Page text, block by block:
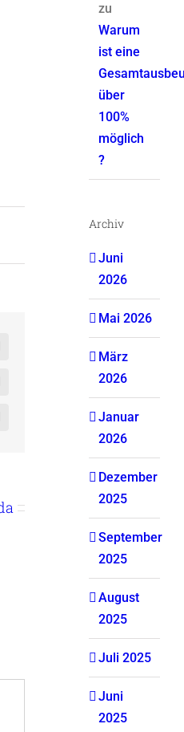
zu
Warum
ist eine
über
100%
möglich
?
Archiv
Juni
2026
Mai 2026
März
2026
Januar
2026
Dezember
2025
September
2025
August
2025
Juli 2025
Juni
2025